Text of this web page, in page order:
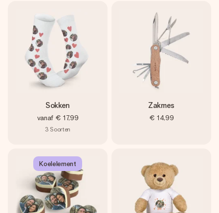
Sokken
vanaf € 17,99
3 Soorten
Zakmes
€ 14,99
Koelelement